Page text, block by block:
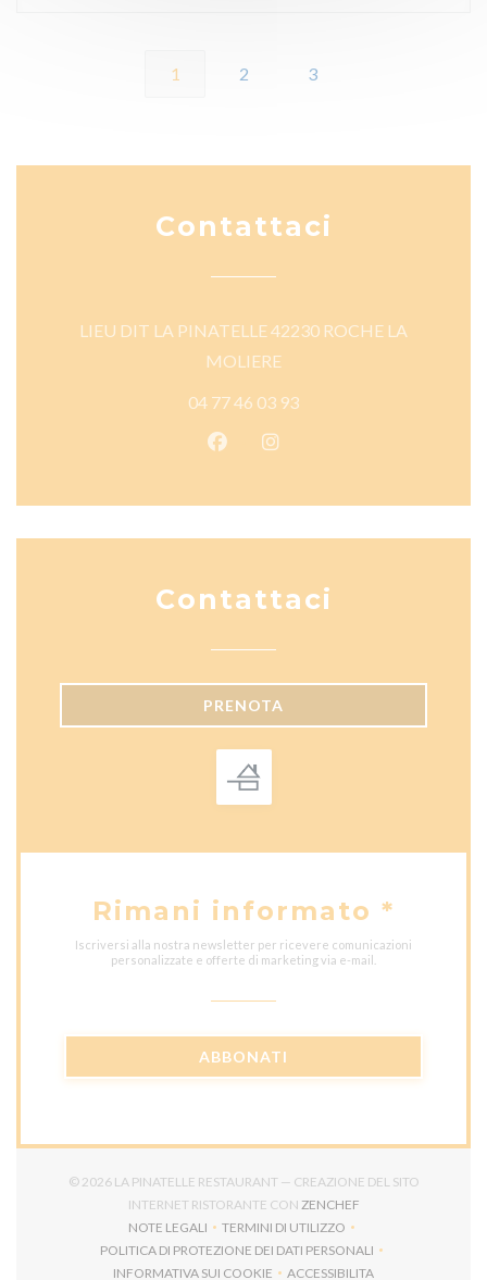
1 2 3
Contattaci
LIEU DIT LA PINATELLE 42230 ROCHE LA
MOLIERE((apre una nuova finestra))
04 77 46 03 93
Facebook ((apre una nuova
Instagram ((apre una
Contattaci
PRENOTA
Rimani informato *
Iscriversi alla nostra newsletter per ricevere comunicazioni
personalizzate e offerte di marketing via e-mail.
ABBONATI
© 2026 LA PINATELLE RESTAURANT — CREAZIONE DEL SITO
INTERNET RISTORANTE CON ZENCHEF((APRE UNA NUOVA
NOTE LEGALI
((APRE UNA NUOVA FINESTRA))
TERMINI DI UTILIZZO
((APRE UNA NUOVA FINESTRA))
POLITICA DI PROTEZIONE DEI DATI PERSONALI
((APRE UNA NUOVA FINESTRA))
INFORMATIVA SUI COOKIE
ACCESSIBILITA